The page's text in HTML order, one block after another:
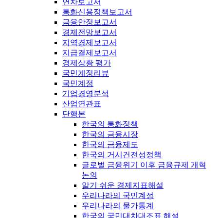
연차보고서
통화신용정책보고서
금융안정보고서
경제전망보고서
지역경제보고서
지급결제보고서
경제상황 평가
국민계정리뷰
국민계정
기업경영분석
산업연관표
단행본
한국의 통화정책
한국의 금융시장
한국의 금융제도
한국의 거시건전성정책
글로벌 금융위기 이후 금융규제 개혁
논의
알기 쉬운 경제지표해설
우리나라의 국민계정
우리나라의 물가통계
한국의 국민대차대조표 해설